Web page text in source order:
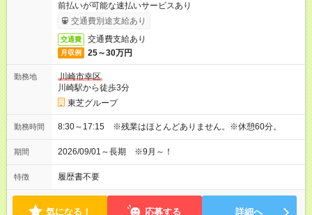
前払いが可能な速払いサービスあり
交通費別途支給あり
交通費 交通費支給あり
月収例 25～30万円
勤務地
川崎市幸区
川崎駅から徒歩3分
東芝グループ
勤務時間 8:30～17:15 ※残業はほとんどありません。※休憩60分。
期間 2026/09/01～長期 ※9月～！
特徴 履歴書不要
気になる！ 応募する 詳細へ